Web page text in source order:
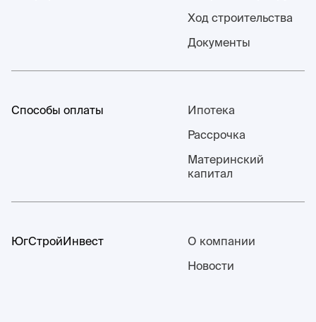
Ход строительства
Документы
Способы оплаты
Ипотека
Рассрочка
Материнский
капитал
ЮгСтройИнвест
О компании
Новости